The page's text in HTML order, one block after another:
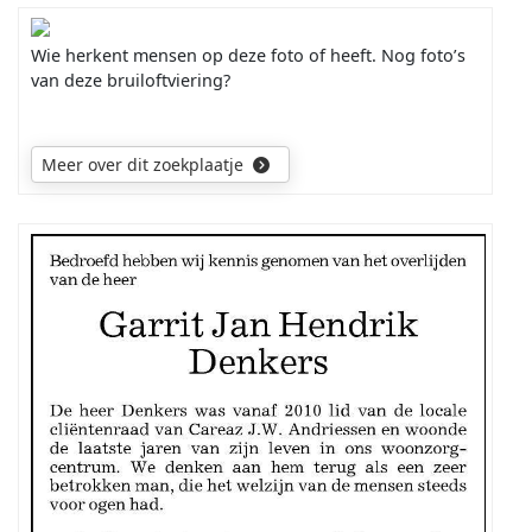
Ruurd
of
Klaas
Pietersma?
zou
kunnen
jonge
man
uiterst
heette,
heb
hem
wel
1969)
en
Johanna
Tuijl
(1896-
mijn
opa
en
Wat
was
de
precieze
relatie
Wie herkent mensen op deze foto of heeft. Nog foto’s
van deze bruiloftviering?
Meer over dit zoekplaatje
Mijn
ouders
en
voorouders
van